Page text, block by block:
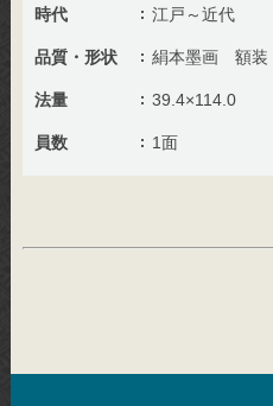
時代 江戸～近代
品質・形状 絹本墨画 額装
法量 39.4×114.0
員数 1面